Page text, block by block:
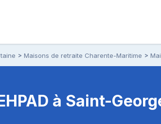
Maisons de retraite Charente-Maritime
à Saint-